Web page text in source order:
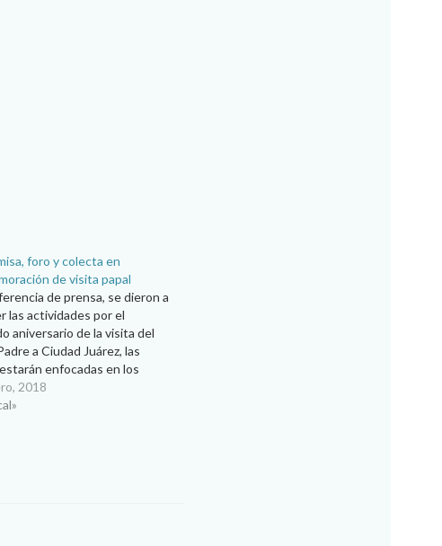
foro y colecta en
de visita papal
de prensa, se dieron a
las actividades por el
aniversario de la visita del
a Ciudad Juárez, las
enfocadas en los
y presos. Blanca Alicia
Con la atención centrada en
2018